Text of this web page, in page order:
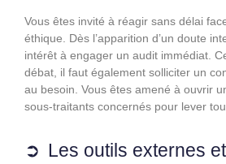
Vous êtes invité à réagir sans délai
éthique. Dès l’apparition d’un doute
intérêt à engager un audit immédiat.
débat, il faut également solliciter un
au besoin. Vous êtes amené à ouvrir
sous-traitants concernés pour lever
Les outils externes